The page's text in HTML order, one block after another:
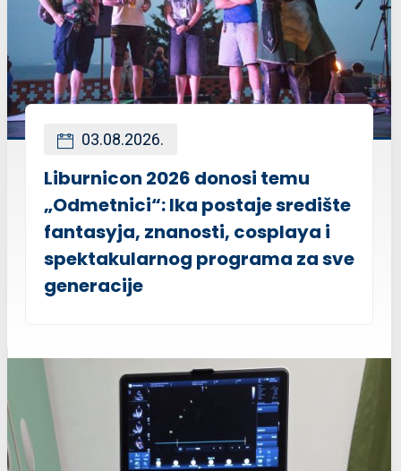
03.08.2026.
Liburnicon 2026 donosi temu
„Odmetnici“: Ika postaje središte
fantasyja, znanosti, cosplaya i
spektakularnog programa za sve
generacije